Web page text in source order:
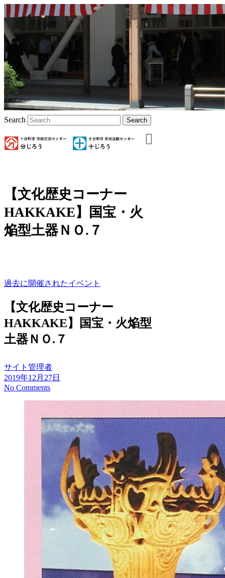
Search
【文化歴史コーナー
HAKKAKE】国宝・火
焔型土器ＮＯ.７
過去に開催されたイベント
【文化歴史コーナー
HAKKAKE】国宝・火焔型
土器ＮＯ.７
サイト管理者
2019年12月27日
No Comments